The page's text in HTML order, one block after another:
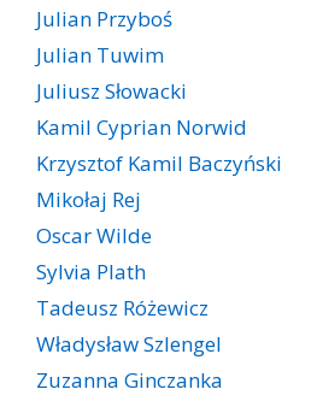
Julian Przyboś
Julian Tuwim
Juliusz Słowacki
Kamil Cyprian Norwid
Krzysztof Kamil Baczyński
Mikołaj Rej
Oscar Wilde
Sylvia Plath
Tadeusz Różewicz
Władysław Szlengel
Zuzanna Ginczanka